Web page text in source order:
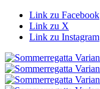
Link zu Facebook
Link zu X
Link zu Instagram